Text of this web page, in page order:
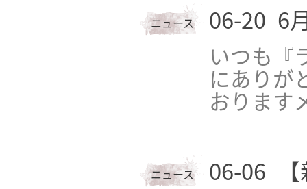
ニュース 06-20 6
いつも『
にありが
おります
ニュース 06-06